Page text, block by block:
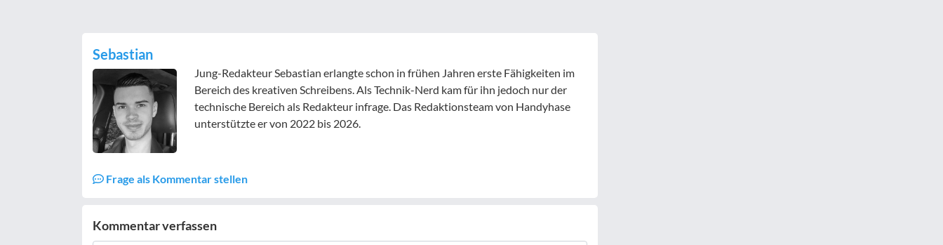
Sebastian
Jung-Redakteur Sebastian erlangte schon in frühen Jahren erste Fähigkeiten im
Bereich des kreativen Schreibens. Als Technik-Nerd kam für ihn jedoch nur der
technische Bereich als Redakteur infrage. Das Redaktionsteam von Handyhase
unterstützte er von 2022 bis 2026.
Frage als Kommentar stellen
Kommentar verfassen